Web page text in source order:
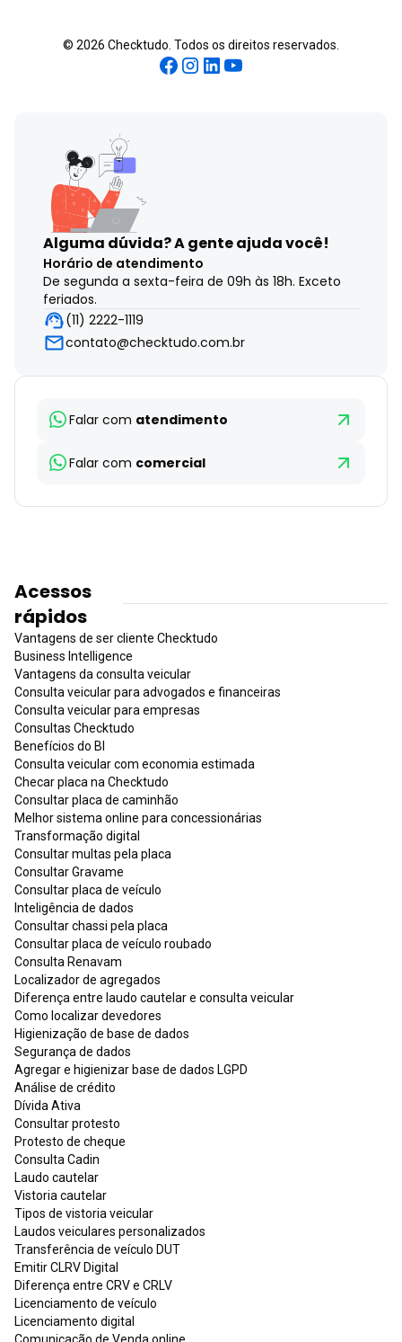
© 2026 Checktudo. Todos os direitos reservados.
Alguma dúvida?A gente ajuda você!
Horário de atendimento
De segunda a sexta-feira de 09h às 18h. Exceto
feriados.
(11) 2222-1119
contato@checktudo.com.br
Falar com atendimento
Falar com comercial
Acessos
rápidos
Vantagens de ser cliente Checktudo
Business Intelligence
Vantagens da consulta veicular
Consulta veicular para advogados e financeiras
Consulta veicular para empresas
Consultas Checktudo
Benefícios do BI
Consulta veicular com economia estimada
Checar placa na Checktudo
Consultar placa de caminhão
Melhor sistema online para concessionárias
Transformação digital
Consultar multas pela placa
Consultar Gravame
Consultar placa de veículo
Inteligência de dados
Consultar chassi pela placa
Consultar placa de veículo roubado
Consulta Renavam
Localizador de agregados
Diferença entre laudo cautelar e consulta veicular
Como localizar devedores
Higienização de base de dados
Segurança de dados
Agregar e higienizar base de dados LGPD
Análise de crédito
Dívida Ativa
Consultar protesto
Protesto de cheque
Consulta Cadin
Laudo cautelar
Vistoria cautelar
Tipos de vistoria veicular
Laudos veiculares personalizados
Transferência de veículo DUT
Emitir CLRV Digital
Diferença entre CRV e CRLV
Licenciamento de veículo
Licenciamento digital
Comunicação de Venda online